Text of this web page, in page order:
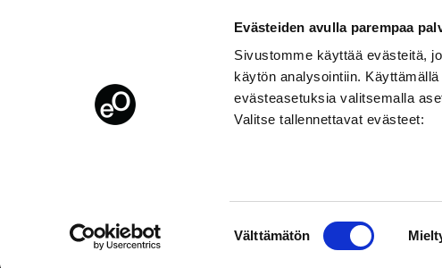
Evästeiden avulla parempaa
Sivustomme käyttää evästeitä,
käytön analysointiin.
evästeasetuksia valitsemalla
Valitse tallennettavat evästeet:
Välttämätön